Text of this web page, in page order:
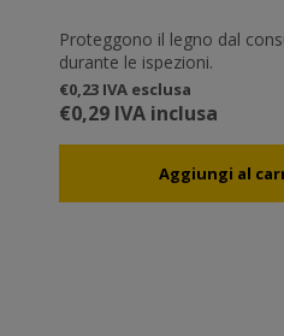
Proteggono il legno dal
durante le ispezioni.
€0,23 IVA esclusa
€0,29 IVA inclusa